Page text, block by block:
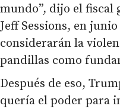
mundo”, dijo el fiscal
Jeff Sessions, en
considerarán la
pandillas como
Después de eso,
quería el poder para